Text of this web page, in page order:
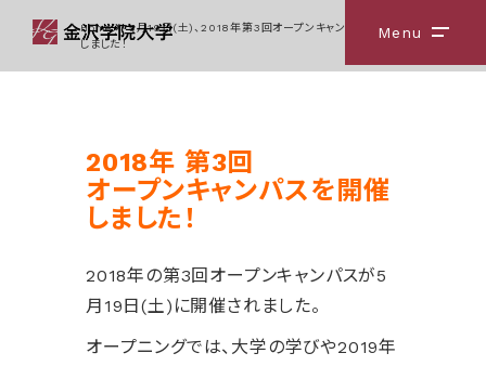
Menu メニ
Home
5月19日(土)、2018年第3回オープンキャンパスを開催
しました！
2018年 第3回
オープンキャンパスを開催
しました！
2018年の第3回オープンキャンパスが5
月19日(土)に開催されました。
オープニングでは、大学の学びや2019年